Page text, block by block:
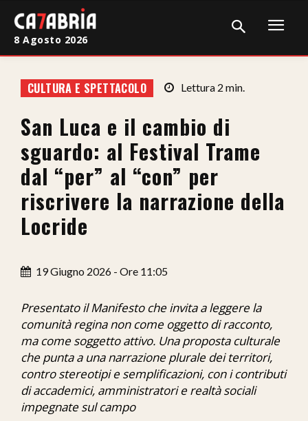
Cronaca
Giudiziaria
Politica
Sport
Attualità
Ita-Mondo
C7 Play
We Calabria
Mix Zone
8 Agosto 2026
CULTURA E SPETTACOLO Lettura 2 min.
San Luca e il cambio di
sguardo: al Festival Trame
dal “per” al “con” per
riscrivere la narrazione della
Locride
19 Giugno 2026 - Ore 11:05
Presentato il Manifesto che invita a leggere la
comunità regina non come oggetto di racconto,
ma come soggetto attivo. Una proposta culturale
che punta a una narrazione plurale dei territori,
contro stereotipi e semplificazioni, con i contributi
di accademici, amministratori e realtà sociali
impegnate sul campo